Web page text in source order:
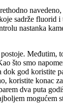
sadrže fluorid
nastanka
Međutim,
što smo
dok god koristite
koristite konac
dva puta
mogućem